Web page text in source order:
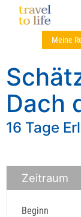
Meine
Dach
16 Tage
Zeitraum
Beginn